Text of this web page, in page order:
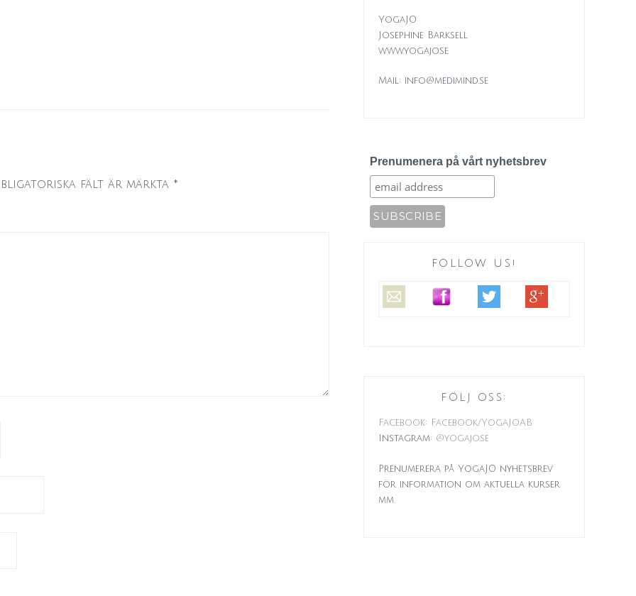
fält är märkta *
YogaJO
Josephine Barksell
www.yogajo.se
Mail: info@medimind.se
Prenumenera på vårt nyhetsbrev
FOLLOW US!
FÖLJ OSS:
Facebook: Facebook/YogaJoAB
Instagram: @yogajo.se
Prenumerera på YogaJO nyhetsbrev
för information om aktuella kurser
mm.